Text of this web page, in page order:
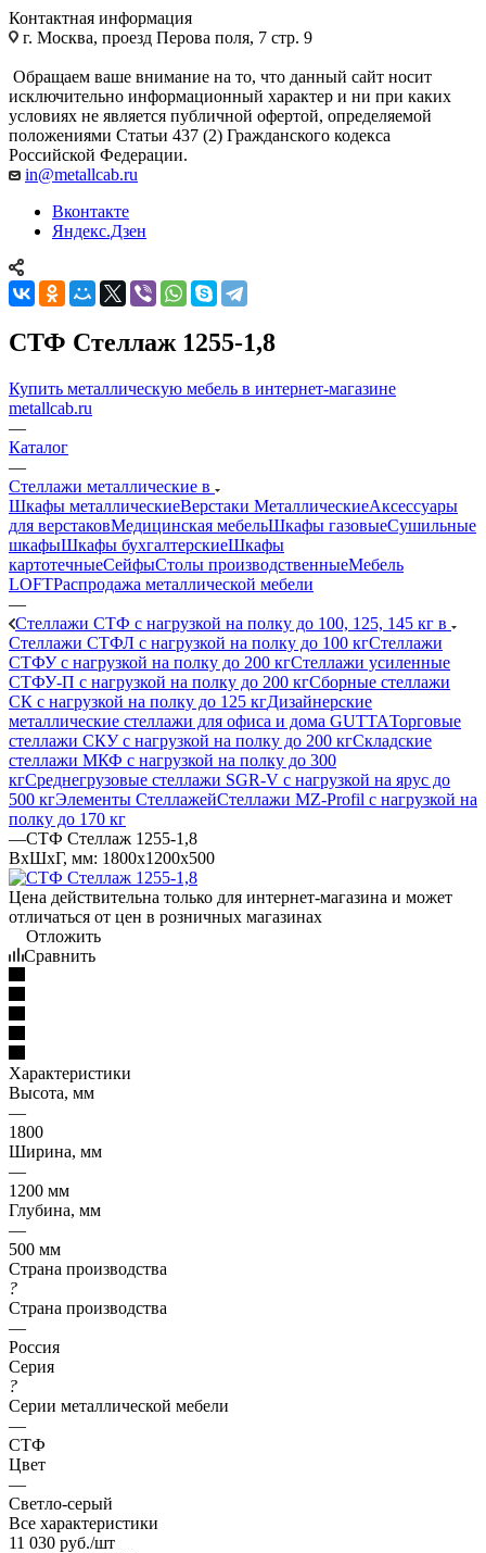
Контактная информация
г. Москва, проезд Перова поля, 7 стр. 9
Обращаем ваше внимание на то, что данный сайт носит
исключительно информационный характер и ни при каких
условиях не является публичной офертой, определяемой
положениями Статьи 437 (2) Гражданского кодекса
Российской Федерации.
in@metallcab.ru
Вконтакте
Яндекс.Дзен
СТФ Стеллаж 1255-1,8
Купить металлическую мебель в интернет-магазине
metallcab.ru
—
Каталог
—
Стеллажи металлические в
Шкафы металлическиеВерстаки МеталлическиеАксессуары
для верстаковМедицинская мебельШкафы газовыеСушильные
шкафыШкафы бухгалтерскиеШкафы
картотечныеСейфыСтолы производственныеМебель
LOFTРаспродажа металлической мебели
—
Стеллажи СТФ с нагрузкой на полку до 100, 125, 145 кг в
Стеллажи СТФЛ с нагрузкой на полку до 100 кгСтеллажи
СТФУ с нагрузкой на полку до 200 кгСтеллажи усиленные
СТФУ-П с нагрузкой на полку до 200 кгСборные стеллажи
СК с нагрузкой на полку до 125 кгДизайнерские
металлические стеллажи для офиса и дома GUTTAТорговые
стеллажи СКУ с нагрузкой на полку до 200 кгСкладские
стеллажи МКФ с нагрузкой на полку до 300
кгСреднегрузовые стеллажи SGR-V с нагрузкой на ярус до
500 кгЭлементы СтеллажейСтеллажи MZ-Profil с нагрузкой на
полку до 170 кг
—СТФ Стеллаж 1255-1,8
ВхШхГ, мм: 1800x1200x500
Цена действительна только для интернет-магазина и может
отличаться от цен в розничных магазинах
Отложить
Сравнить
Характеристики
Высота, мм
—
1800
Ширина, мм
—
1200 мм
Глубина, мм
—
500 мм
Страна производства
?
Страна производства
—
Россия
Серия
?
Серии металлической мебели
—
СТФ
Цвет
—
Светло-серый
Все характеристики
11 030 руб./шт